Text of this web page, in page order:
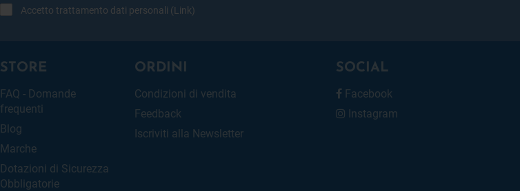
Accetto trattamento dati personali (Link)
STORE
FAQ - Domande
frequenti
Blog
Marche
Dotazioni di Sicurezza
Obbligatorie
ORDINI
Condizioni di vendita
Feedback
Iscriviti alla Newsletter
SOCIAL
Facebook
Instagram